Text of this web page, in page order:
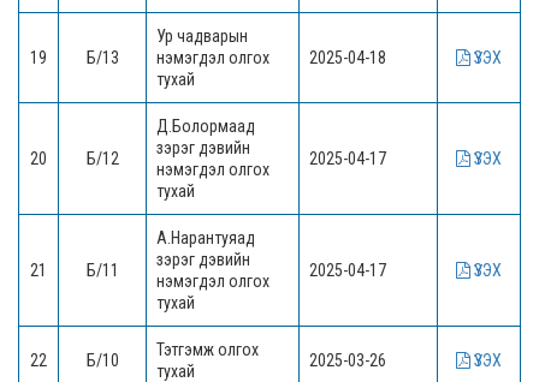
19 Б/13
Ур чадварын
нэмэгдэл олгох
тухай
2025-04-18 ҮЗЭХ
20 Б/12
Д.Болормаад
зэрэг дэвийн
нэмэгдэл олгох
тухай
2025-04-17 ҮЗЭХ
21 Б/11
А.Нарантуяад
зэрэг дэвийн
нэмэгдэл олгох
тухай
2025-04-17 ҮЗЭХ
22 Б/10
Тэтгэмж олгох
тухай
2025-03-26 ҮЗЭХ